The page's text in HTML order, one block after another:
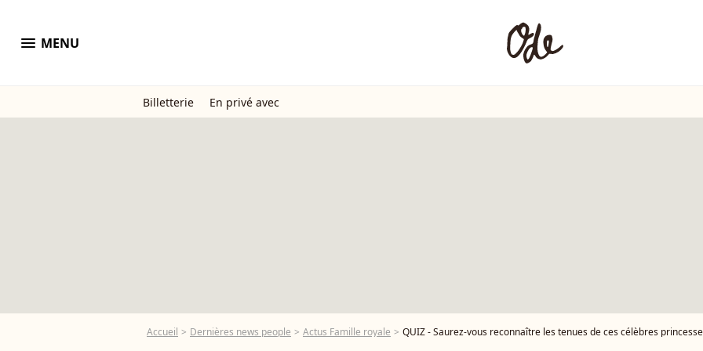
menu MENU
Billetterie En privé avec
Accueil Dernières news people Actus Famille royale QUIZ - Saurez-vous reconnaître les tenues de ces célèbres